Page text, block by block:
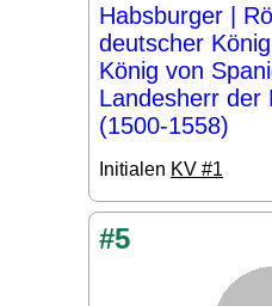
Habsburger |
deutscher König
König von
Landesherr der
(1500-1558)
Initialen KV #1
#5